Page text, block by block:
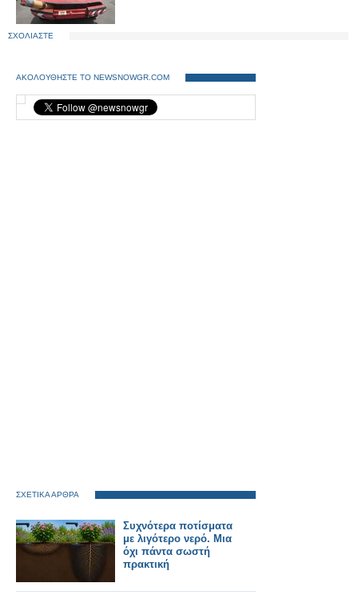
ΣΧΟΛΙΑΣΤΕ
ΑΚΟΛΟΥΘΗΣΤΕ ΤΟ NEWSNOWGR.COM
ΣΧΕΤΙΚΑ ΑΡΘΡΑ
Συχνότερα ποτίσματα
με λιγότερο νερό. Μια
όχι πάντα σωστή
πρακτική